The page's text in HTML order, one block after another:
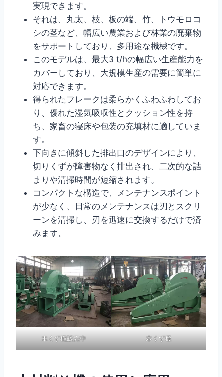
実現できます。
それは、丸太、枝、板の端、竹、トウモロコ
シの茎など、幅広い農業および林業の廃棄物
をサポートしており、多用途な機械です。
このモデルは、最大3 t/hの幅広い生産能力を
カバーしており、大規模生産の需要に簡単に
対応できます。
得られたフレークは柔らかくふわふわしてお
り、優れた湿気吸収性とクッション性を持
ち、家畜の寝床や包装の充填材に適していま
す。
下向きに傾斜した排出口のデザインにより、
切りくずが障害物なく排出され、二次的な詰
まりや清掃時間が短縮されます。
コンパクトな構造で、メンテナンスポイント
が少なく、日常のメンテナンスは刃とスクリ
ーンを清掃し、刃を迅速に交換するだけで済
みます。
木くず機販売中 木くず機